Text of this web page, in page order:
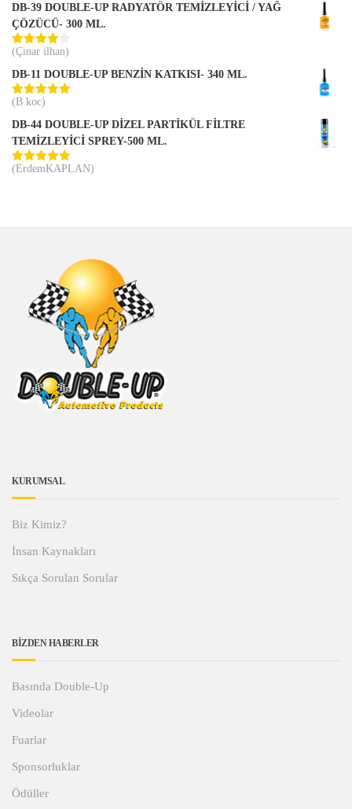
DB-39 DOUBLE-UP RADYATÖR TEMİZLEYİCİ / YAĞ
ÇÖZÜCÜ- 300 ML.
5
4oy aldı
(Çınar ilhan)
DB-11 DOUBLE-UP BENZİN KATKISI- 340 ML.
5 üzerinden
(B koc)
DB-44 DOUBLE-UP DİZEL PARTİKÜL FİLTRE
TEMİZLEYİCİ SPREY-500 ML.
5 üzerinden
(ErdemKAPLAN)
KURUMSAL
Biz Kimiz?
İnsan Kaynakları
Sıkça Sorulan Sorular
BİZDEN HABERLER
Basında Double-Up
Videolar
Fuarlar
Sponsorluklar
Ödüller